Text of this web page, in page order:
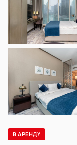
В АРЕНДУ